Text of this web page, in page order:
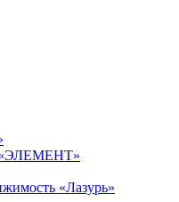
«ЭЛЕМЕНТ»
«Лазурь»